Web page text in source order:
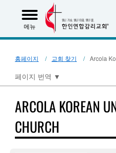
메뉴
홈페이지 교회 찾기 Arcola
페이지 번역 ▼
ARCOLA KOREAN
CHURCH